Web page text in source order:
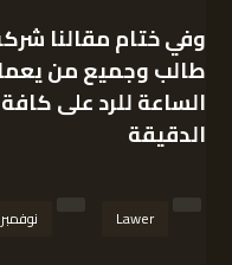
وفي ختام مقالنا
طالبوجميع من
الساعة للرد على
الدقيقة
Lawer نوفمبر 9, 2024